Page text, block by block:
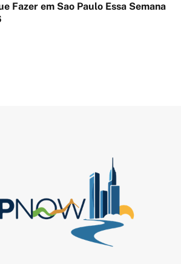
Fazer em Sao Paulo Essa Semana